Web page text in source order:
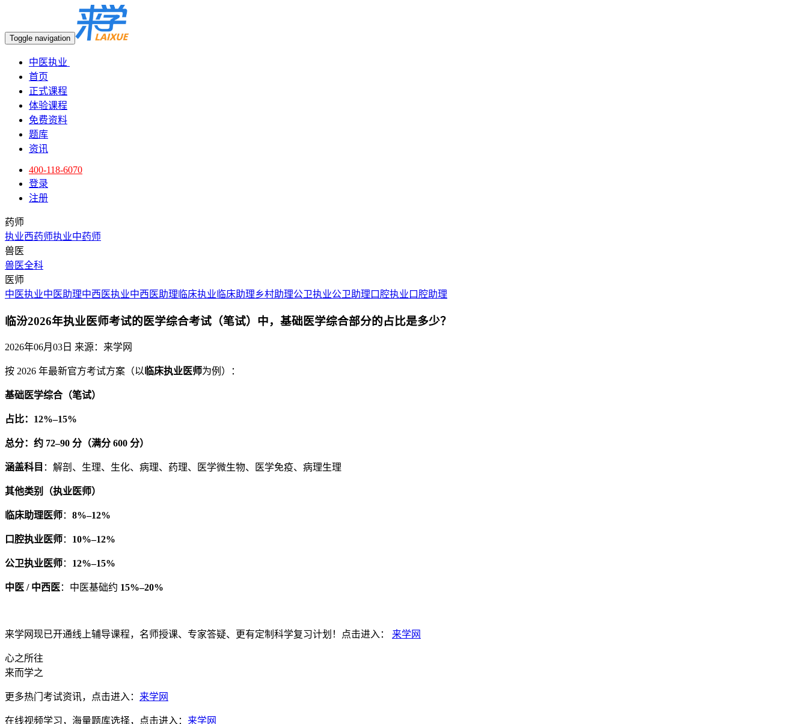
Toggle navigation
中医执业
首页
正式课程
体验课程
免费资料
题库
资讯
400-118-6070
登录
注册
药师
执业西药师执业中药师
兽医
兽医全科
医师
中医执业中医助理中西医执业中西医助理 临床执业 临床助理乡村助理公卫执业公卫助理 口腔执业 口腔助理
临汾2026年执业医师考试的医学综合考试（笔试）中，基础医学综合部分的占比是多少？
2026年06月03日 来源：来学网
按 2026 年最新官方考试方案（以临床执业医师为例）：
基础医学综合（笔试）
占比：12%–15%
总分：约 72–90 分（满分 600 分）
涵盖科目 ：解剖、生理、生化、病理、药理、医学微生物、医学免疫、病理生理
其他类别（执业医师）
临床助理医师： 8%–12%
口腔执业医师： 10%–12%
公卫执业医师： 12%–15%
中医 / 中西医：中医基础约 15%–20%
来学网现已开通线上辅导课程，名师授课、专家答疑、更有定制科学复习计划！点击进入： 来学网
心之所往
来而学之
更多热门考试资讯，点击进入： 来学网
在线视频学习，海量题库选择，点击进入： 来学网